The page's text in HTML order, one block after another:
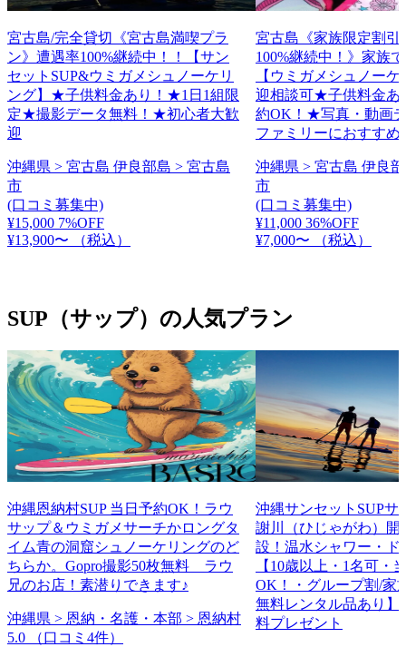
宮古島/完全貸切《宮古島満喫プラ
ン》遭遇率100%継続中！！【サン
セットSUP&ウミガメシュノーケリ
ング】★子供料金あり！★1日1組限
定★撮影データ無料！★初心者大歓
迎
沖縄県 > 宮古島 伊良部島 > 宮古島
市
(口コミ募集中)
¥15,000 7%OFF
¥13,900〜
（税込）
宮古島《家族限定割引
100%継続中！》家族
【ウミガメシュノー
迎相談可★子供料金
約OK！★写真・動画
ファミリーにおすすめ
沖縄県 > 宮古島 伊良
市
(口コミ募集中)
¥11,000 36%OFF
¥7,000〜
（税込）
SUP（サップ）の人気プラン
沖縄恩納村SUP 当日予約OK！ラウ
サップ＆ウミガメサーチかロングタ
イム青の洞窟シュノーケリングのど
ちらか。Gopro撮影50枚無料 ラウ
兄のお店！素潜りできます♪
沖縄県 > 恩納・名護・本部 > 恩納村
5.0
（口コミ4件）
沖縄サンセットSUP
謝川（ひじゃがわ）
設！温水シャワー・ド
【10歳以上・1名可・
OK！・グループ割/家
無料レンタル品あり】
料プレゼント